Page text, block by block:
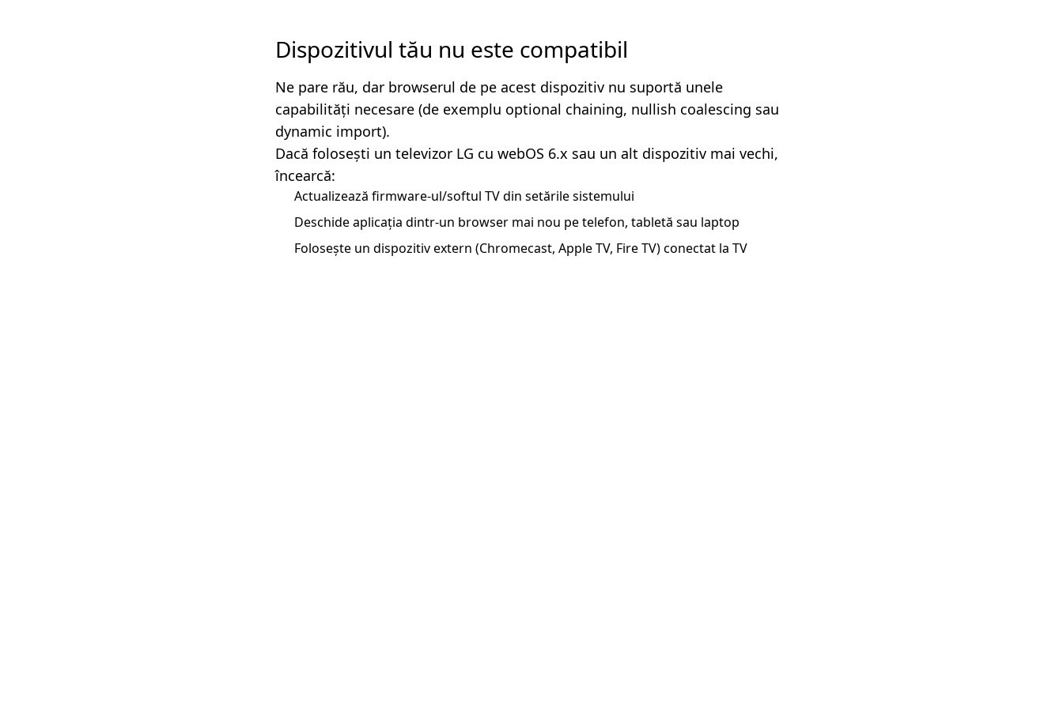
Dispozitivul tău nu este compatibil
Ne pare rău, dar browserul de pe acest dispozitiv nu suportă unele
capabilități necesare (de exemplu optional chaining, nullish coalescing sau
dynamic import).
Dacă folosești un televizor LG cu webOS 6.x sau un alt dispozitiv mai vechi,
încearcă:
Actualizează firmware-ul/softul TV din setările sistemului
Deschide aplicația dintr-un browser mai nou pe telefon, tabletă sau laptop
Folosește un dispozitiv extern (Chromecast, Apple TV, Fire TV) conectat la TV